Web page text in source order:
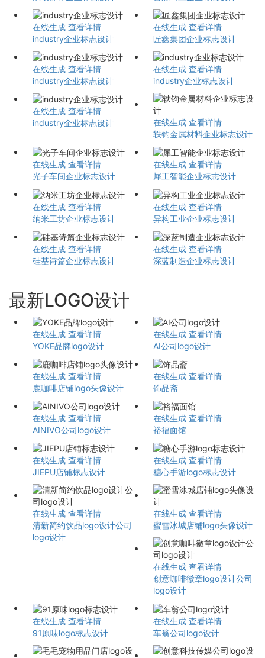
在线生成 查看详情
industry企业标志设计
在线生成 查看详情
匠鑫集团企业标志设计
在线生成 查看详情
industry企业标志设计
在线生成 查看详情
industry企业标志设计
在线生成 查看详情
industry企业标志设计
在线生成 查看详情
轶钧金属材料企业标志设计
在线生成 查看详情
光子车间企业标志设计
在线生成 查看详情
犀工智能企业标志设计
在线生成 查看详情
纳米工坊企业标志设计
在线生成 查看详情
异构工业企业标志设计
在线生成 查看详情
硅基诗篇企业标志设计
在线生成 查看详情
深蓝制造企业标志设计
最新LOGO设计
在线生成 查看详情
YOKE品牌logo设计
在线生成 查看详情
AI公司logo设计
在线生成 查看详情
鹿咖啡店铺logo头像设计
在线生成 查看详情
饰品斋
在线生成 查看详情
AINIVO公司logo设计
在线生成 查看详情
裕福面馆
在线生成 查看详情
JIEPU店铺标志设计
在线生成 查看详情
糖心手游logo标志设计
在线生成 查看详情
清新简约饮品logo设计公司
logo设计
在线生成 查看详情
蜜雪冰城店铺logo头像设计
在线生成 查看详情
创意咖啡徽章logo设计公司
logo设计
在线生成 查看详情
91原味logo标志设计
在线生成 查看详情
车翁公司logo设计